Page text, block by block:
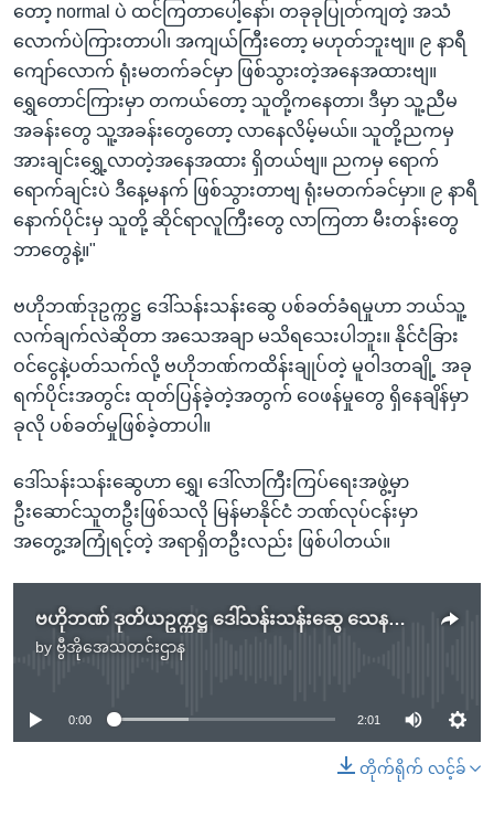
တော့ normal ပဲ ထင်ကြတာပေါ့နော်၊ တခုခုပြုတ်ကျတဲ့ အသံ
လောက်ပဲကြားတာပါ၊ အကျယ်ကြီးတော့ မဟုတ်ဘူးဗျ။ ၉ နာရီ
ကျော်လောက် ရုံးမတက်ခင်မှာ ဖြစ်သွားတဲ့အနေအထားဗျ။
ရွှေတောင်ကြားမှာ တကယ်တော့ သူတို့ကနေတာ၊ ဒီမှာ သူ့ညီမ
အခန်းတွေ သူ့အခန်းတွေတော့ လာနေလိမ့်မယ်။ သူတို့ညကမှ
အားချင်းရွှေ့လာတဲ့အနေအထား ရှိတယ်ဗျ။ ညကမှ ရောက်
ရောက်ချင်းပဲ ဒီနေ့မနက် ဖြစ်သွားတာဗျ ရုံးမတက်ခင်မှာ။ ၉ နာရီ
နောက်ပိုင်းမှ သူတို့ ဆိုင်ရာလူကြီးတွေ လာကြတာ မီးတန်းတွေ
ဘာတွေနဲ့။"
ဗဟိုဘဏ်ဒုဥက္ကဋ္ဌ ဒေါ်သန်းသန်းဆွေ ပစ်ခတ်ခံရမှုဟာ ဘယ်သူ့
လက်ချက်လဲဆိုတာ အသေအချာ မသိရသေးပါဘူး။ နိုင်ငံခြား
ဝင်ငွေနဲ့ပတ်သက်လို့ ဗဟိုဘဏ်ကထိန်းချုပ်တဲ့ မူဝါဒတချို့ အခု
ရက်ပိုင်းအတွင်း ထုတ်ပြန်ခဲ့တဲ့အတွက် ဝေဖန်မှုတွေ ရှိနေချိန်မှာ
ခုလို ပစ်ခတ်မှုဖြစ်ခဲ့တာပါ။
ဒေါ်သန်းသန်းဆွေဟာ ရွှေ၊ ဒေါ်လာကြီးကြပ်ရေးအဖွဲ့မှာ
ဦးဆောင်သူတဦးဖြစ်သလို မြန်မာနိုင်ငံ ဘဏ်လုပ်ငန်းမှာ
အတွေ့အကြုံရင့်တဲ့ အရာရှိတဦးလည်း ဖြစ်ပါတယ်။
ဗဟိုဘဏ် ဒုတိယဥက္ကဋ္ဌ ဒေါ်သန်းသန်းဆွေ သေနတ်နဲ့ပစ်ခံရ
by ဗွီအိုအေသတင်းဌာန
No media source currently available
0:00 2:01
တိုက်ရိုက် လင့်ခ်